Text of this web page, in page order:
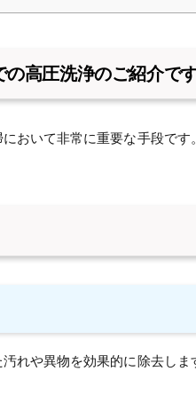
高圧洗浄のご紹介です
おいて非常に重要な手段で
れや異物を効果的に除去し